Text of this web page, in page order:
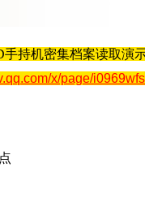
手持机密集档案读取演
x/page/